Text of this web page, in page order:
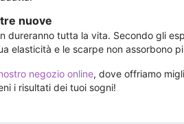
nuove
dureranno tutta la vita. Secondo gli
elasticità e le scarpe non assorbono
negozio online, dove offriamo
i risultati dei tuoi sogni!